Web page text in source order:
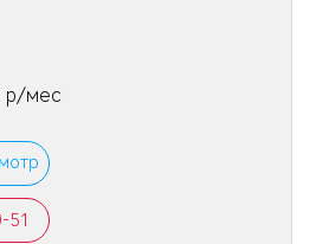
р/мес
51